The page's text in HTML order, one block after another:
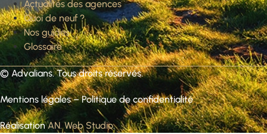
Actualités des agences
Quoi de neuf ?
Nos guides
Glossaire
© Advalians. Tous droits réservés.
Mentions légales–Politique de confidentialité
RéalisationAN. Web Studio.